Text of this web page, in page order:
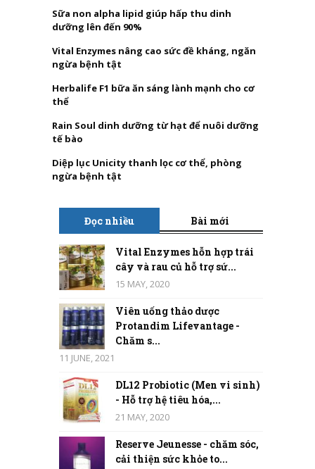
Sữa non alpha lipid giúp hấp thu dinh
dưỡng lên đến 90%
Vital Enzymes nâng cao sức đề kháng, ngăn
ngừa bệnh tật
Herbalife F1 bữa ăn sáng lành mạnh cho cơ
thể
Rain Soul dinh dưỡng từ hạt để nuôi dưỡng
tế bào
Diệp lục Unicity thanh lọc cơ thể, phòng
ngừa bệnh tật
Đọc nhiều Bài mới
Vital Enzymes hỗn hợp trái
cây và rau củ hỗ trợ sứ...
15 MAY, 2020
Viên uống thảo dược
Protandim Lifevantage -
Chăm s...
11 JUNE, 2021
DL12 Probiotic (Men vi sinh)
- Hỗ trợ hệ tiêu hóa,...
21 MAY, 2020
Reserve Jeunesse - chăm sóc,
cải thiện sức khỏe to...